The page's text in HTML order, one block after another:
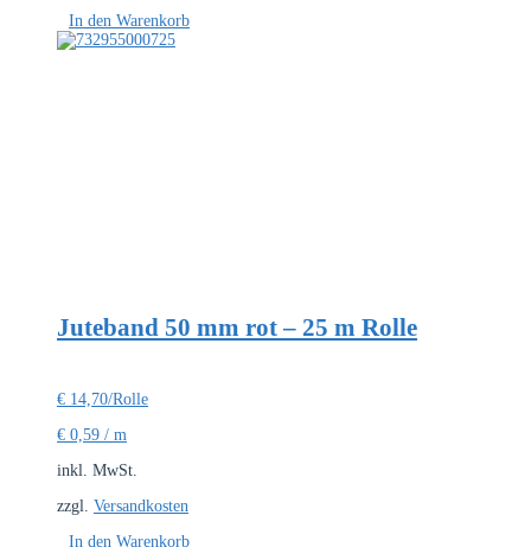
In den Warenkorb
Juteband 50 mm rot – 25 m Rolle
€ 14,70/Rolle
€ 0,59 / m
inkl. MwSt.
zzgl. Versandkosten
In den Warenkorb